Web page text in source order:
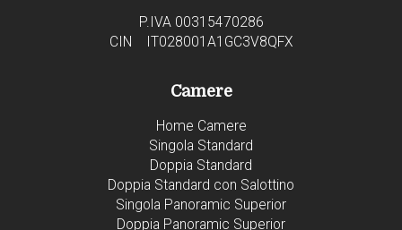
P.IVA 00315470286
CIN IT028001A1GC3V8QFX
Camere
Home Camere
Singola Standard
Doppia Standard
Doppia Standard con Salottino
Singola Panoramic Superior
Doppia Panoramic Superior